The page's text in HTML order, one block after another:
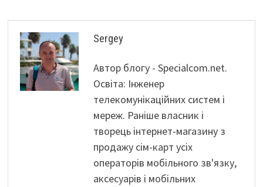
Sergey
Автор блогу - Specialcom.net.
Освіта: Інженер
телекомунікаційних систем і
мереж. Раніше власник і
творець інтернет-магазину з
продажу сім-карт усіх
операторів мобільного зв'язку,
аксесуарів і мобільних